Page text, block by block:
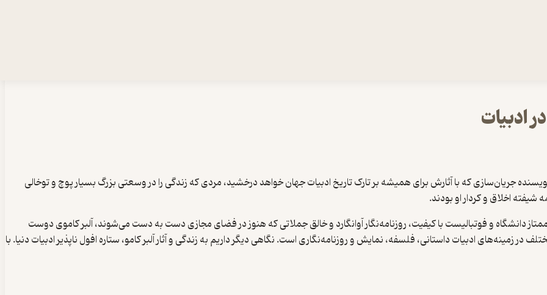
ادبیات
جریان‌سازی که با آثارش برای همیشه بر تارک تاریخ ادبیات جهان خواهد درخشید، مردی که زندگی را در وسعتی بزرگ بسیار پوچ و توخالی
اخلاق و کردار او بودند.
ممتاز دانشگاه و فوتبالیست با کیفیت، روزنامه‌نگار آوانگارد و خالق جملاتی که هنوز در فضای مجازی دست به دست می‌شوند، آلبر کاموی دوست
در زمینه‌های ادبیات داستانی، فلسفه، نمایش و روزنامه‌نگاری است. نگاهی دیگر داریم به زندگی و آثار آلبر کامو، ستاره افول ناپذیر ادبیات دنیا. با